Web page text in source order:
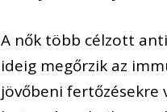
A nők több célzott
ideig megőrzik az
jövőbeni fertőzésekre